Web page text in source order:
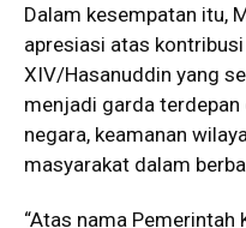
Dalam kesempatan itu,
apresiasi atas
XIV/Hasanuddin yang
menjadi garda
negara, keamanan
masyarakat dalam
“Atas nama Pemerintah